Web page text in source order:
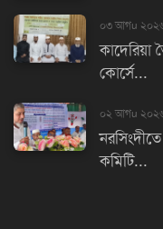
০৩ আগu
কাদেরিয়া
কোর্সে...
০২ আগu
কমিটি...